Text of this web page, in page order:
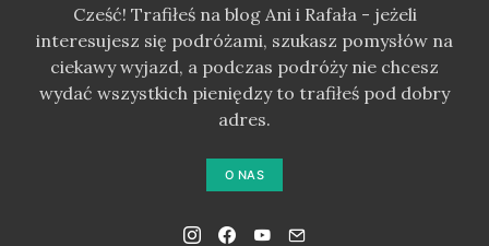
Cześć! Trafiłeś na blog Ani i Rafała - jeżeli
interesujesz się podróżami, szukasz pomysłów na
ciekawy wyjazd, a podczas podróży nie chcesz
wydać wszystkich pieniędzy to trafiłeś pod dobry
adres.
O NAS